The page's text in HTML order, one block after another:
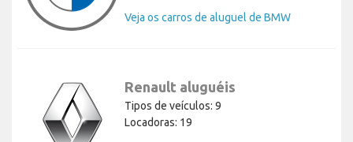
Veja os carros de aluguel de BMW
Renault aluguéis
Tipos de veículos: 9
Locadoras: 19